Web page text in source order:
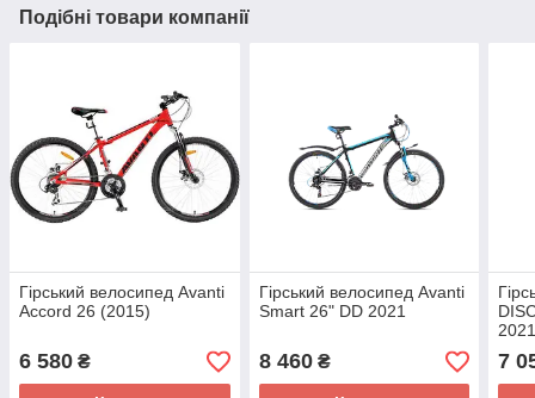
Подібні товари компанії
Гірський велосипед Avanti
Accord 26 (2015)
6 580 ₴
Гірський велосипед Avanti
Smart 26" DD 2021
8 460₴ 7